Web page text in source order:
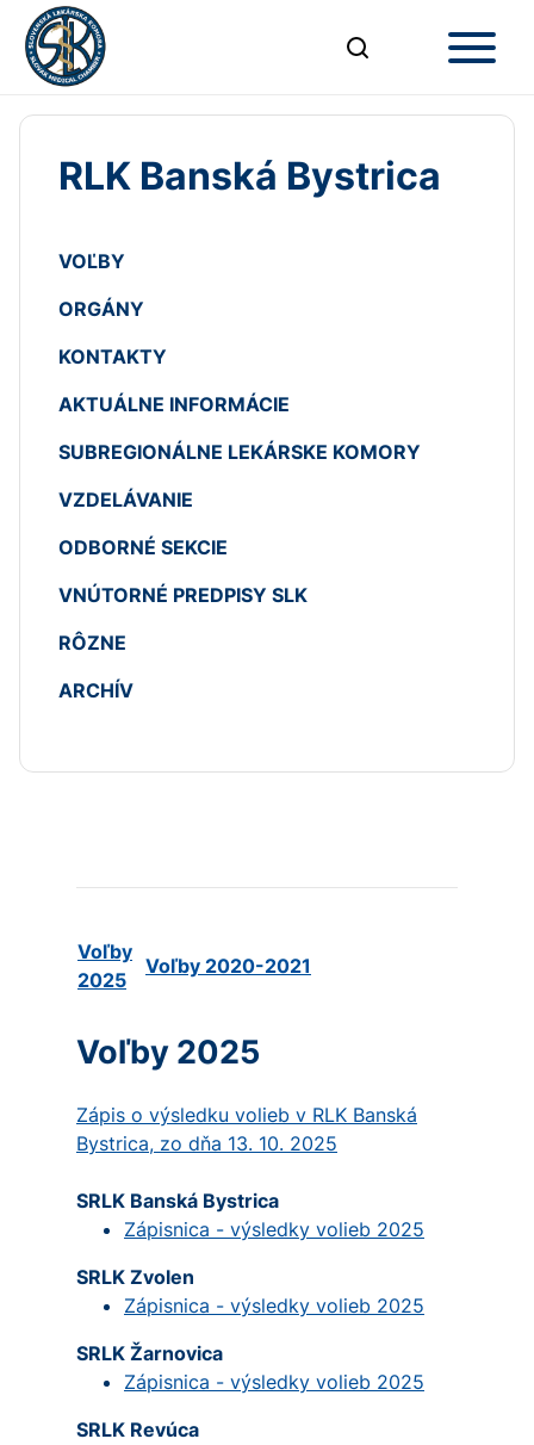
RLK Banská Bystrica
VOĽBY
ORGÁNY
KONTAKTY
AKTUÁLNE INFORMÁCIE
SUBREGIONÁLNE LEKÁRSKE KOMORY
VZDELÁVANIE
ODBORNÉ SEKCIE
VNÚTORNÉ PREDPISY SLK
RÔZNE
ARCHÍV
Voľby
2025
Voľby 2020-2021
Voľby 2025
Zápis o výsledku volieb v RLK Banská
Bystrica, zo dňa 13. 10. 2025
SRLK Banská Bystrica
Zápisnica - výsledky volieb 2025
SRLK Zvolen
Zápisnica - výsledky volieb 2025
SRLK Žarnovica
Zápisnica - výsledky volieb 2025
SRLK Revúca